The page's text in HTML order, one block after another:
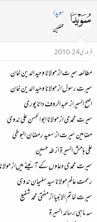
سویدا
محفلین
فروری 24، 2010
مطالعہ سیرت از مولانا وحید الدین خان
سیرت رسول از مولانا وحید الدین خان
اصح السیراز عبدالروف دانا پوری
سیرت محمدی از مولانا ابو الحسن علی ندوی
مضامین سیرت از سعید رمضان البوطی
علی ہامش السیرۃ از طہ حسین
سیرت محمدی دعاوں کے آئینے میں‌از
رحمت عالم مولانا سید سلیمان ندوی
سیرت خاتم الانبیا از مفتی محمد شفیع
سہ ماہی رسالہ السیرۃ